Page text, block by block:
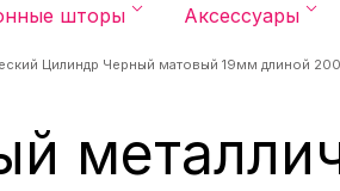
шторы Аксессуары
Цилиндр Черный матовый 19мм длиной